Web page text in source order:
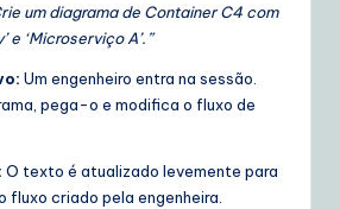
um diagrama de Container C4 com
e ‘Microserviço A’.”
Um engenheiro entra na sessão.
pega-o e modifica o fluxo de
O texto é atualizado levemente para
fluxo criado pela engenheira.